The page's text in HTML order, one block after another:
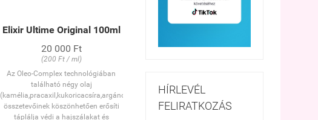
Elixir Ultime Original 100ml
20 000 Ft
(200 Ft / ml)
Az Oleo-Complex technológiában
található négy olaj
(kamélia,pracaxil,kukoricacsíra,argánolj)külünleges
összetevőinek köszönhetően erősíti
táplálja védi a hajszálakat és
HÍRLEVÉL
FELIRATKOZÁS